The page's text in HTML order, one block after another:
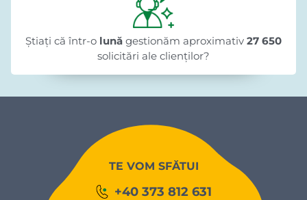
Știați că într-o lună gestionăm aproximativ 27 650
solicitări ale clienților?
TE VOM SFĂTUI
+40 373 812 631